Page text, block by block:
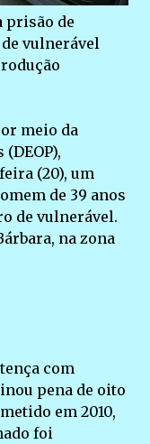
prisão de
vulnerável
meio da
(20), um
de 39 anos
de vulnerável.
na zona
com
pena de oito
em 2010,
foi